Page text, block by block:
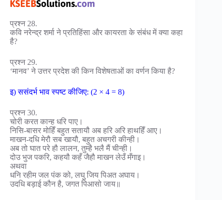
प्रश्न 28.
कवि नरेन्द्र शर्मा ने प्रतिहिंसा और कायरता के संबंध में क्या कहा
है?
प्रश्न 29.
‘मानव’ ने उत्तर प्रदेश की किन विशेषताओं का वर्णन किया है?
इ) ससंदर्भ भाव स्पष्ट कीजिए: (2 × 4 = 8)
प्रश्न 30.
चोरी करत कान्ह धरि पाए।
निसि-बासर मोहिँ बहुत सतायौ अब हरि अरि हाथहिँ आए।
माखन-दधि मेरौ सब खायौ, बहुत अचगरी कीन्ही।
अब तो घात परे हौ लालन, तुम्है भलै मैं चीन्ही।
दोउ भुज पकरि, कहयौ कहँ जैहौ माखन लेउँ मँगाइ।
अथवा
धनि रहीम जल पंक को, लघु जिय पिअत अघाय।
उदधि बड़ाई कौन है, जगत पिआसो जाय॥